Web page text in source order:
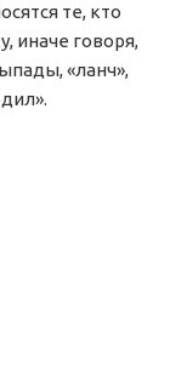
те, кто
иначе говоря,
«ланч»,